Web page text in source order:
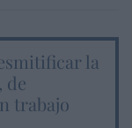
la
de
trabajo